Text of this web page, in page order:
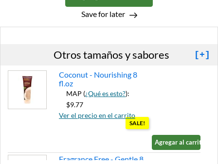
Save for later
Otros tamaños y sabores [+]
Coconut - Nourishing 8
fl.oz
MAP (¿Qué es esto?):
$9.77
Ver el precio en el carrito
SALE!
Agregar al carrito »
Fragrance Free - Gentle 8